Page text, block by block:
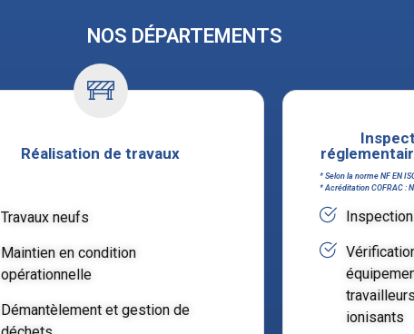
NOS DÉPARTEMENTS
Réalisation de travaux
Travaux neufs
Maintien en condition
opérationnelle
Démantèlement et gestion de
* Selon la norme NF EN
* Acréditation COFRAC :
ionisants